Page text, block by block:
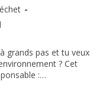
grands pas et tu veux
? Cet
:…